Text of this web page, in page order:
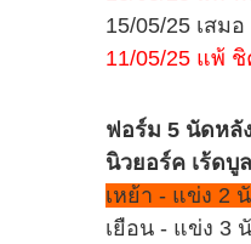
15/05/25 เสม
11/05/25 แพ้ ชิ
ฟอร์ม 5 นัดหลั
นิวยอร์ค เร้ดบู
เหย้า - แข่ง 2
เยือน - แข่ง 3